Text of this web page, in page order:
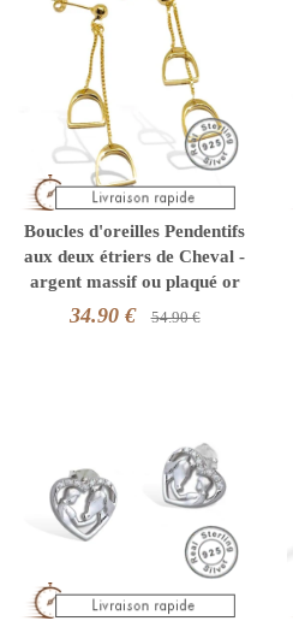
Boucles d'oreilles Pendentifs
aux deux étriers de Cheval -
argent massif ou plaqué or
34.90 € 54.90 €